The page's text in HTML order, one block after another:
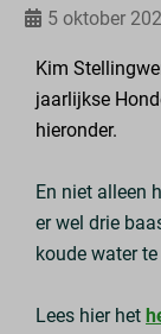
5 oktober
Kim
jaarlijkse
hieronder.
En niet alleen
er wel drie
koude water
Lees hier het